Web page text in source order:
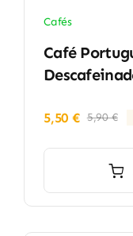
Cafés
Café
5,90€El
5,50€
El
es: